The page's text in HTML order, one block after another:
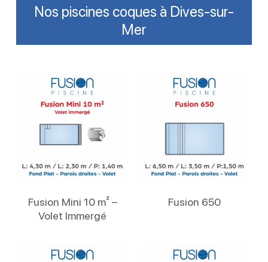
Nos piscines coques à Dives-sur-
Mer
Fusion Mini 10 m² –
Volet Immergé
Fusion 650